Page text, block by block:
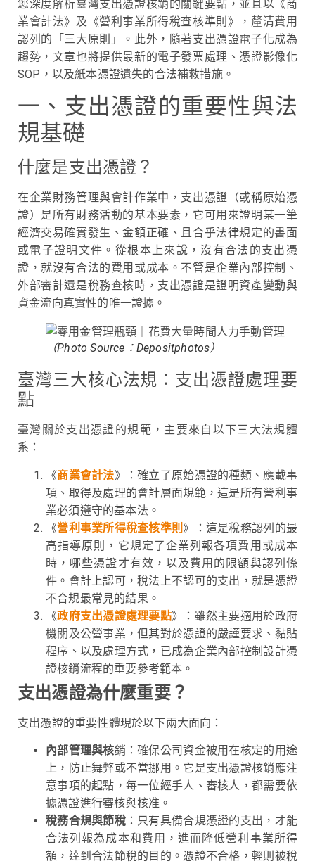
您深度解析臺灣支出憑證核銷的關鍵要點，並且以《商
業會計法》及《營利事業所得稅查核準則》，釐清費用
認列的「三大原則」。此外，隨著支出憑證電子化成為
趨勢，文章也將提供最新的電子發票處理、憑證影像化
SOP，以及紙本憑證遺失的合法補救措施。
一、支出憑證的重要性與法
規基礎
什麼是支出憑證？
在企業財務管理與會計作業中，支出憑證（或稱原始憑
證）是所有財務活動的基本要素，它可用來證明某一筆
經濟交易確實發生、金額正確、且合乎法律規定的書面
或電子證明文件。從根本上來說，沒有合法的支出憑
證，就沒有合法的費用或成本。不管是企業內部控制、
外部審計還是稅務查核時，支出憑證是證明資產變動與
資金流向真實性的唯一證據。
（Photo Source：Depositphotos）
臺灣三大核心法規：支出憑證處理要
點
臺灣關於支出憑證的規範，主要來自以下三大法規體
系：
《商業會計法》：確立了原始憑證的種類、應載事
項、取得及處理的會計層面規範，這是所有營利事
業必須遵守的基本法。
《營利事業所得稅查核準則》：這是稅務認列的最
高指導原則，它規定了企業列報各項費用或成本
時，哪些憑證才有效，以及費用的限額與認列條
件。會計上認可，稅法上不認可的支出，就是憑證
不合規最常見的結果。
《政府支出憑證處理要點》：雖然主要適用於政府
機關及公營事業，但其對於憑證的嚴謹要求、黏貼
程序、以及處理方式，已成為企業內部控制設計憑
證核銷流程的重要參考範本。
支出憑證為什麼重要？
支出憑證的重要性體現於以下兩大面向：
內部管理與核銷：確保公司資金被用在核定的用途
上，防止舞弊或不當挪用。它是支出憑證核銷應注
意事項的起點，每一位經手人、審核人，都需要依
據憑證進行審核與核准。
稅務合規與節稅：只有具備合規憑證的支出，才能
合法列報為成本和費用，進而降低營利事業所得
額，達到合法節稅的目的。憑證不合格，輕則被稅